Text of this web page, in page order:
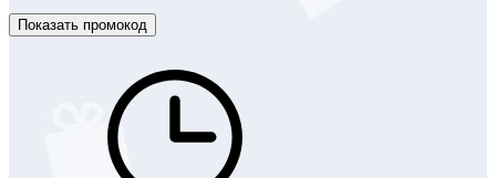
Показать промокод